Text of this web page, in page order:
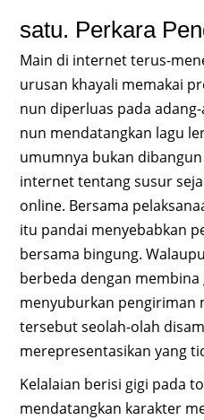
satu. Perkara
Main di internet terus-
urusan khayali memakai
nun diperluas pada
nun mendatangkan lagu
umumnya bukan
internet tentang susur
online. Bersama
itu pandai menyebabkan
bersama bingung.
berbeda dengan
menyuburkan pengiriman
tersebut seolah-olah
merepresentasikan yang
Kelalaian berisi gigi pada
mendatangkan karakter